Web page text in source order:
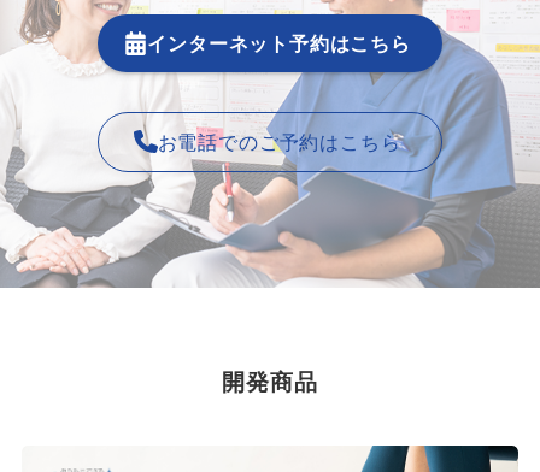
インターネット予約はこちら
お電話でのご予約はこちら
開発商品